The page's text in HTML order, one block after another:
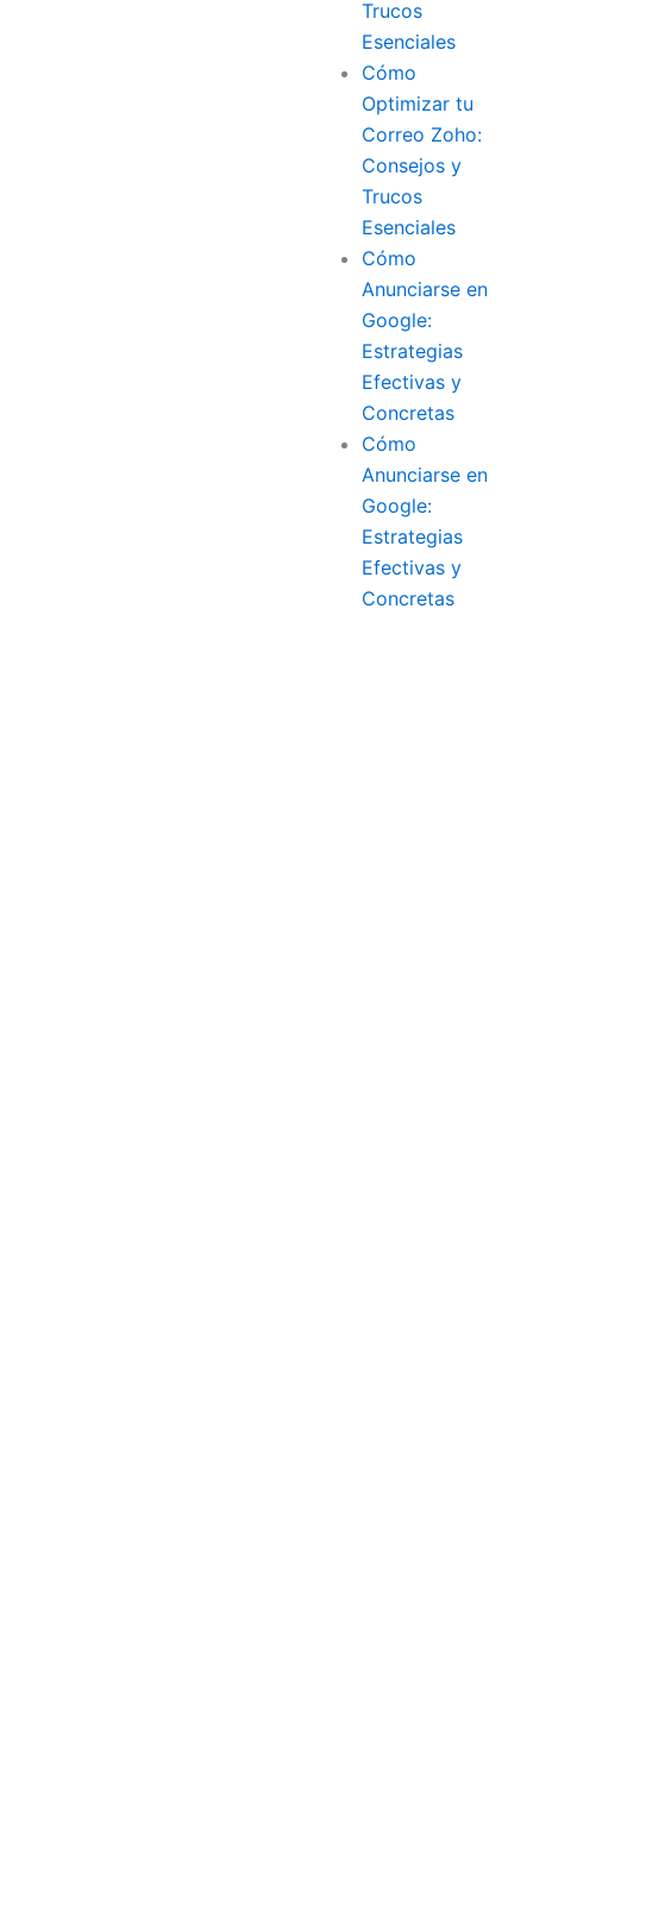
Trucos
Esenciales
Cómo
Optimizar tu
Correo Zoho:
Consejos y
Trucos
Esenciales
Cómo
Anunciarse en
Google:
Estrategias
Efectivas y
Concretas
Cómo
Anunciarse en
Google:
Estrategias
Efectivas y
Concretas